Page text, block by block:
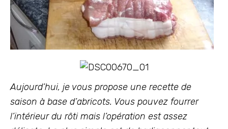
Aujourd’hui, je vous propose une recette de
saison à base d’abricots. Vous pouvez fourrer
l’intérieur du rôti mais l’opération est assez